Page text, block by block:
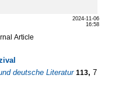
2024-11-06
16:58
Article
deutsche Literatur 113, 7